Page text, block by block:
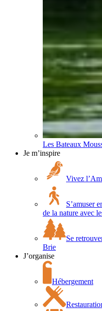
Les Bateaux
Je m’inspire
Vivez
S’amuser
de la nature avec
Se
Brie
J’organise
Hébergement